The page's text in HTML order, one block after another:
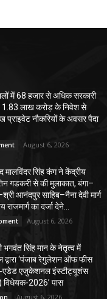
में 68 हजार से अधिक सरकारी
1.83 लाख करोड़ के निवेश से
प्राइवेट नौकरियों के अवसर पैदा
August 6, 2026
मालविंदर सिंह कंग ने केंद्रीय
गडकरी से की मुलाकात, बंगा–
आनंदपुर साहिब–नैना देवी मार्ग
राजमार्ग का दर्जा देने...
August 6, 2026
भगवंत सिंह मान के नेतृत्व में
द्वारा ‘पंजाब रेगुलेशन ऑफ फीस
एजुकेशनल इंस्टीट्यूशंस
विधेयक-2026’ पास
August 6, 2026